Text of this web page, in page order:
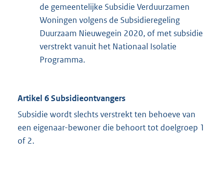
de gemeentelijke Subsidie Verduurzamen
Woningen volgens de Subsidieregeling
Duurzaam Nieuwegein 2020, of met subsidie
verstrekt vanuit het Nationaal Isolatie
Programma.
Artikel 6 Subsidieontvangers
Subsidie wordt slechts verstrekt ten behoeve van
een eigenaar-bewoner die behoort tot doelgroep 1
of 2.